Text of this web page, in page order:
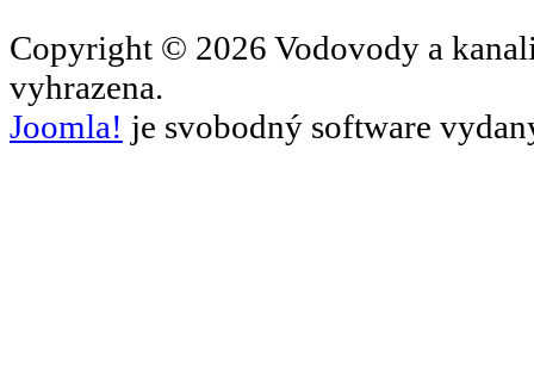
Copyright © 2026 Vodovody a
vyhrazena.
Joomla! je svobodný software